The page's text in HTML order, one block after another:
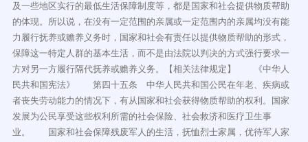
及一些地区实行的最低生活保障制度等，都是国家和社会提供物质帮助
的体现。所以说，在没有一定范围的亲属或一定范围内的亲属均没有能
力履行抚养或赡养义务时，国家和社会有责任以提供物质帮助的形式，
保障这一特定人群的基本生活，而不是由法院以判决的方式强行要求一
方对另一方履行隔代抚养或赡养义务。【相关法律规定】 《中华人
民共和国宪法》 第四十五条 中华人民共和国公民在年老、疾病或
者丧失劳动能力的情况下，有从国家和社会获得物质帮助的权利。国家
发展为公民享受这些权利所需的社会保险、社会救济和医疗卫生事
业。 国家和社会保障残废军人的生活，抚恤烈士家属，优待军人家